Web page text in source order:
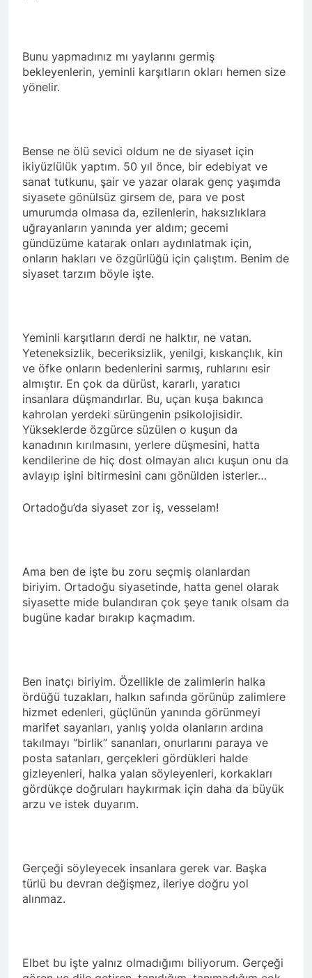
Bunu yapmadınız mı yaylarını germiş
bekleyenlerin, yeminli karşıtların okları hemen size
yönelir.
Bense ne ölü sevici oldum ne de siyaset için
ikiyüzlülük yaptım. 50 yıl önce, bir edebiyat ve
sanat tutkunu, şair ve yazar olarak genç yaşımda
siyasete gönülsüz girsem de, para ve post
umurumda olmasa da, ezilenlerin, haksızlıklara
uğrayanların yanında yer aldım; gecemi
gündüzüme katarak onları aydınlatmak için,
onların hakları ve özgürlüğü için çalıştım. Benim de
siyaset tarzım böyle işte.
Yeminli karşıtların derdi ne halktır, ne vatan.
Yeteneksizlik, beceriksizlik, yenilgi, kıskançlık, kin
ve öfke onların bedenlerini sarmış, ruhlarını esir
almıştır. En çok da dürüst, kararlı, yaratıcı
insanlara düşmandırlar. Bu, uçan kuşa bakınca
kahrolan yerdeki sürüngenin psikolojisidir.
Yükseklerde özgürce süzülen o kuşun da
kanadının kırılmasını, yerlere düşmesini, hatta
kendilerine de hiç dost olmayan alıcı kuşun onu da
avlayıp işini bitirmesini canı gönülden isterler…
Ortadoğu’da siyaset zor iş, vesselam!
Ama ben de işte bu zoru seçmiş olanlardan
biriyim. Ortadoğu siyasetinde, hatta genel olarak
siyasette mide bulandıran çok şeye tanık olsam da
bugüne kadar bırakıp kaçmadım.
Ben inatçı biriyim. Özellikle de zalimlerin halka
ördüğü tuzakları, halkın safında görünüp zalimlere
hizmet edenleri, güçlünün yanında görünmeyi
marifet sayanları, yanlış yolda olanların ardına
takılmayı “birlik” sananları, onurlarını paraya ve
posta satanları, gerçekleri gördükleri halde
gizleyenleri, halka yalan söyleyenleri, korkakları
gördükçe doğruları haykırmak için daha da büyük
arzu ve istek duyarım.
Gerçeği söyleyecek insanlara gerek var. Başka
türlü bu devran değişmez, ileriye doğru yol
alınmaz.
Elbet bu işte yalnız olmadığımı biliyorum. Gerçeği